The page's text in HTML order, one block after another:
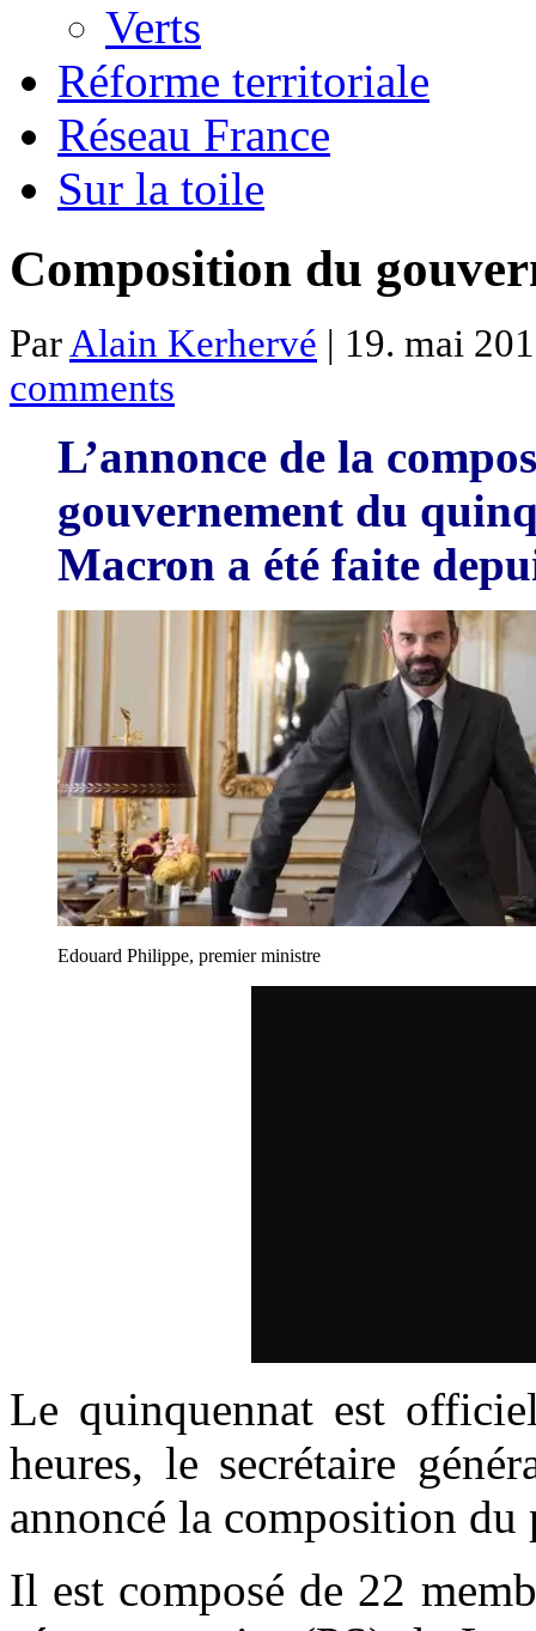
Verts
Réforme territoriale
Réseau France
Sur la toile
Composition du
Par Alain Kerhervé | 19. mai
comments
L’annonce de la
gouvernement du
Macron a été faite
Edouard Philippe, premier ministre
Le quinquennat est
heures, le secrétaire
annoncé la composition
Il est composé de 22